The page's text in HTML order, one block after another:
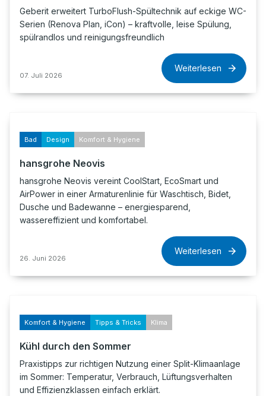
Geberit erweitert TurboFlush-Spültechnik auf eckige WC-
Serien (Renova Plan, iCon) – kraftvolle, leise Spülung,
spülrandlos und reinigungsfreundlich
07. Juli 2026
Weiterlesen
Bad Design Komfort & Hygiene
hansgrohe Neovis
hansgrohe Neovis vereint CoolStart, EcoSmart und
AirPower in einer Armaturenlinie für Waschtisch, Bidet,
Dusche und Badewanne – energiesparend,
wassereffizient und komfortabel.
26. Juni 2026
Weiterlesen
Komfort & Hygiene Tipps & Tricks Klima
Kühl durch den Sommer
Praxistipps zur richtigen Nutzung einer Split-Klimaanlage
im Sommer: Temperatur, Verbrauch, Lüftungsverhalten
und Effizienzklassen einfach erklärt.